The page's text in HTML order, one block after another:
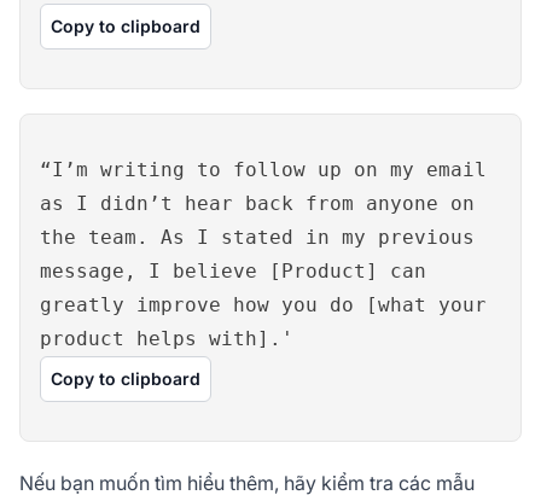
Copy to clipboard
“I’m writing to follow up on my email
as I didn’t hear back from anyone on
the team. As I stated in my previous
message, I believe [Product] can
greatly improve how you do [what your
product helps with].'
Copy to clipboard
Nếu bạn muốn tìm hiểu thêm, hãy kiểm tra các mẫu